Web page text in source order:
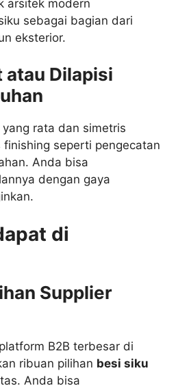
arsitek modern
sebagai bagian dari
eksterior.
atau Dilapisi
rata dan simetris
seperti pengecatan
Anda bisa
dengan gaya
di
Supplier
B2B terbesar di
ribuan pilihan besi siku
Anda bisa